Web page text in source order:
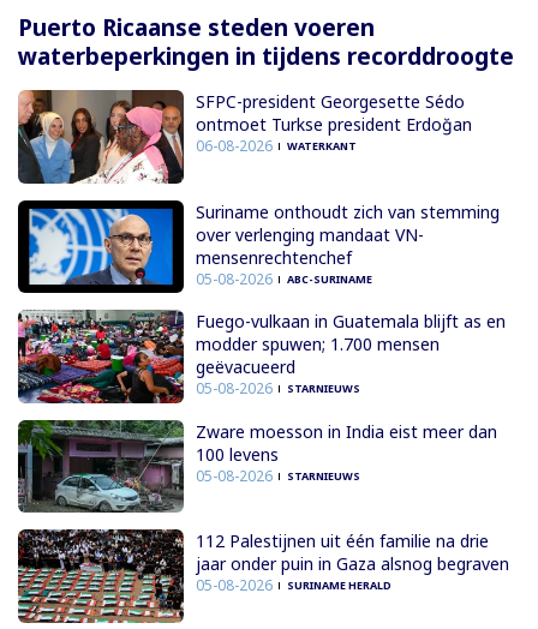
Puerto Ricaanse steden voeren
waterbeperkingen in tijdens recorddroogte
SFPC-president Georgesette Sédo
ontmoet Turkse president Erdoğan
06-08-2026 WATERKANT
Suriname onthoudt zich van stemming
over verlenging mandaat VN-
mensenrechtenchef
05-08-2026 ABC-SURINAME
Fuego-vulkaan in Guatemala blijft as en
modder spuwen; 1.700 mensen
geëvacueerd
05-08-2026 STARNIEUWS
Zware moesson in India eist meer dan
100 levens
05-08-2026 STARNIEUWS
112 Palestijnen uit één familie na drie
jaar onder puin in Gaza alsnog begraven
05-08-2026 SURINAME HERALD